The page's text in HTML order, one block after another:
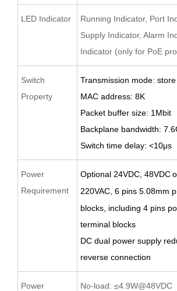
LED Indicator
Running Indicator, Port
Supply Indicator, Alarm
Indicator (only for PoE
Switch
Property
Transmission mode:
MAC address: 8K
Packet buffer size: 1Mbit
Backplane bandwidth:
Switch time delay: <10μs
Power
Requirement
Optional 24VDC, 48VDC
220VAC 6 pins 5.08mm
blocks , including 4 pins
terminal blocks
DC dual power supply
reverse connection
Power
No-load: ≤4.9W@48VDC